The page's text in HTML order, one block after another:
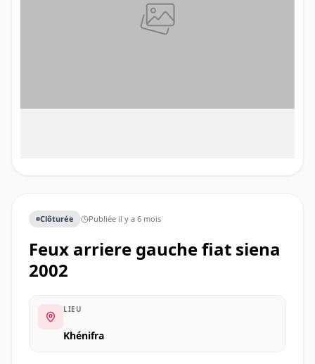
Clôturée Publiée il y a 6 mois
feux arriere gauche fiat siena
2002
LIEU
Khénifra